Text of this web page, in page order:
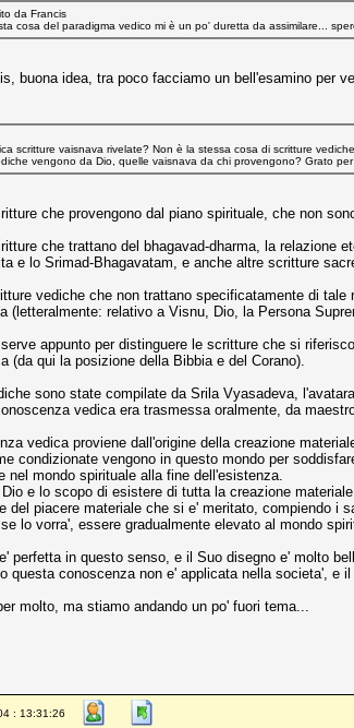
da Francis
cosa del paradigma vedico mi è un po' duretta da assimilare...
buona idea, tra poco facciamo un bell'esamino per
scritture vaisnava rivelate? Non è la stessa cosa di scritture
vengono da Dio, quelle vaisnava da chi provengono? Grato per
che provengono dal piano spirituale, che non
che trattano del bhagavad-dharma, la relazione
e lo Srimad-Bhagavatam, e anche altre scritture
vediche che non trattano specificatamente di
(letteralmente: relativo a Visnu, Dio, la Persona
appunto per distinguere le scritture che si
(da qui la posizione della Bibbia e del Corano).
sono state compilate da Srila Vyasadeva,
vedica era trasmessa oralmente, da
vedica proviene dall'origine della creazione
condizionate vengono in questo mondo per
nel mondo spirituale alla fine dell'esistenza.
e lo scopo di esistere di tutta la creazione
del piacere materiale che si e' meritato, compiendo i
lo vorra', essere gradualmente elevato al mondo
perfetta in questo senso, e il Suo disegno e' molto
questa conoscenza non e' applicata nella societa',
molto, ma stiamo andando un po' fuori tema...
: 13:31:26